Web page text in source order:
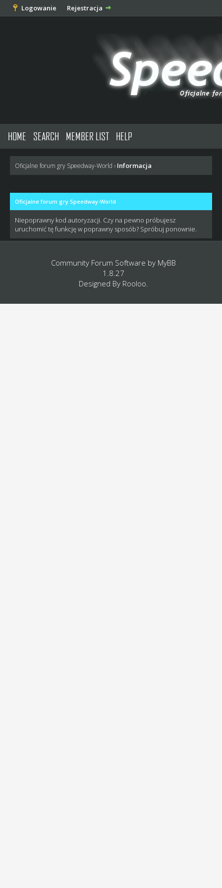
Logowanie Rejestracja
HOME SEARCH MEMBER LIST HELP
Oficjalne forum gry Speedway-World › Informacja
Oficjalne forum gry Speedway-World
Niepoprawny kod autoryzacji. Czy na pewno próbujesz
uruchomić tę funkcję w poprawny sposób? Spróbuj ponownie.
Community Forum Software by MyBB
1.8.27
Designed By Rooloo.